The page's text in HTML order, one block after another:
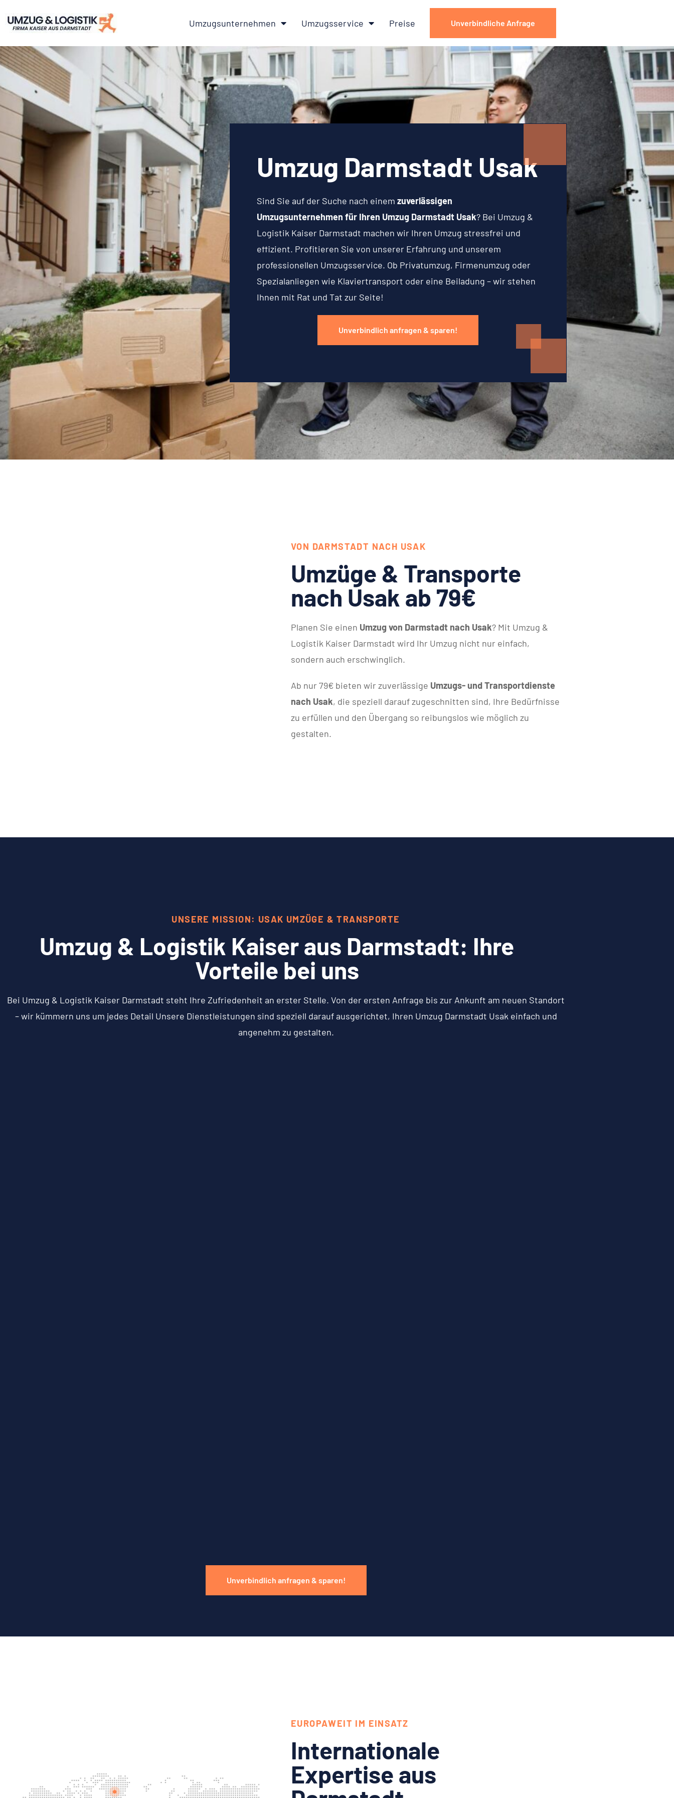
Umzugsunternehmen Umzugsservice Preise Unverbindliche Anfrage
Umzug Darmstadt Usak
Sind Sie auf der Suche nach einem zuverlässigen
Umzugsunternehmen für Ihren Umzug Darmstadt Usak? Bei Umzug &
Logistik Kaiser Darmstadt machen wir Ihren Umzug stressfrei und
effizient. Profitieren Sie von unserer Erfahrung und unserem
professionellen Umzugsservice. Ob Privatumzug, Firmenumzug oder
Spezialanliegen wie Klaviertransport oder eine Beiladung – wir stehen
Ihnen mit Rat und Tat zur Seite!
Unverbindlich anfragen & sparen!
VON DARMSTADT NACH USAK
Umzüge & Transporte
nach Usak ab 79€
Planen Sie einen Umzug von Darmstadt nach Usak? Mit Umzug &
Logistik Kaiser Darmstadt wird Ihr Umzug nicht nur einfach,
sondern auch erschwinglich.
Ab nur 79€ bieten wir zuverlässige Umzugs- und Transportdienste
nach Usak, die speziell darauf zugeschnitten sind, Ihre Bedürfnisse
zu erfüllen und den Übergang so reibungslos wie möglich zu
gestalten.
UNSERE MISSION: USAK UMZÜGE & TRANSPORTE
Umzug & Logistik Kaiser aus Darmstadt: Ihre
Vorteile bei uns
Bei Umzug & Logistik Kaiser Darmstadt steht Ihre Zufriedenheit an erster Stelle. Von der ersten Anfrage bis zur Ankunft am neuen Standort
– wir kümmern uns um jedes Detail Unsere Dienstleistungen sind speziell darauf ausgerichtet, Ihren Umzug Darmstadt Usak einfach und
angenehm zu gestalten.
Unverbindlich anfragen & sparen!
EUROPAWEIT IM EINSATZ
Internationale
Expertise aus